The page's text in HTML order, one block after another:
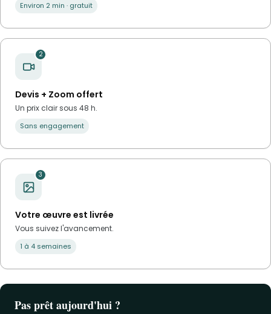
Environ 2 min · gratuit
2
Devis + Zoom offert
Un prix clair sous 48 h.
Sans engagement
3
Votre œuvre est livrée
Vous suivez l'avancement.
1 à 4 semaines
Pas prêt aujourd'hui ?